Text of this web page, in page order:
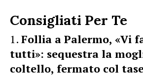
Consigliati Per Te
Follia a Palermo, «Vi
tutti»: sequestra la
coltello, fermato col